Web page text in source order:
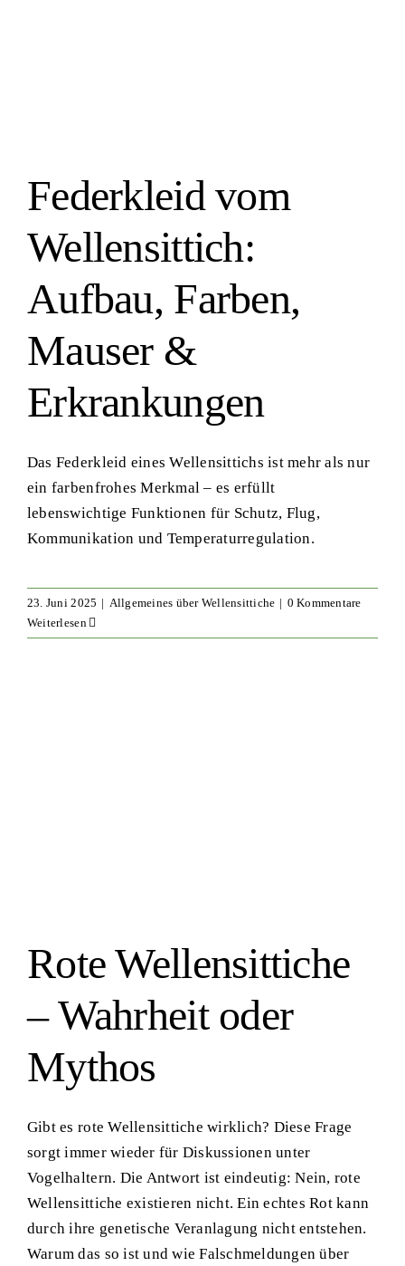
Federkleid vom
Wellensittich:
Aufbau, Farben,
Mauser &
Erkrankungen
Das Federkleid eines Wellensittichs ist mehr als nur
ein farbenfrohes Merkmal – es erfüllt
lebenswichtige Funktionen für Schutz, Flug,
Kommunikation und Temperaturregulation.
23. Juni 2025 | Allgemeines über Wellensittiche | 0 Kommentare
Weiterlesen
Rote Wellensittiche
– Wahrheit oder
Mythos
Gibt es rote Wellensittiche wirklich? Diese Frage
sorgt immer wieder für Diskussionen unter
Vogelhaltern. Die Antwort ist eindeutig: Nein, rote
Wellensittiche existieren nicht. Ein echtes Rot kann
durch ihre genetische Veranlagung nicht entstehen.
Warum das so ist und wie Falschmeldungen über